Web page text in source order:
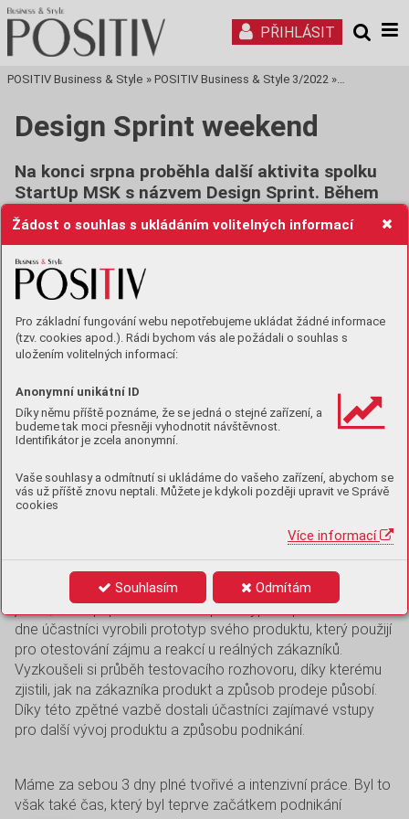
Žádost o souhlas s ukládáním volitelných informací
Pro základní fungování webu nepotřebujeme ukládat žádné informace
(tzv. cookies apod.). Rádi bychom vás ale požádali o souhlas s
uložením volitelných informací:
Anonymní unikátní ID
Díky němu příště poznáme, že se jedná o stejné zařízení, a
budeme tak moci přesněji vyhodnotit návštěvnost.
Identifikátor je zcela anonymní.
Vaše souhlasy a odmítnutí si ukládáme do vašeho zařízení, abychom se
vás už příště znovu neptali. Můžete je kdykoli později upravit ve Správě
cookies
Více informací
Souhlasím Odmítám
PŘIHLÁSIT
POSITIV Business & Style » POSITIV Business & Style 3/2022 » Tisková
Design Sprint weekend
Na konci srpna proběhla další aktivita spolku
StartUp MSK s názvem Design Sprint. Během
třídenního workshopu definovaly týmy
účastníků svůj inovativní podnikatelský
projekt, spolupracovaly a získávaly cenné
zpětné vazby.
Účastníci si přinesli 5 zajímavých projektů z různých oblastí
podnikání. Řešili projekt aquaponie, účetnictví pro
a aplikace pro sportovce a pořadatele akcí.
V prvním dni účastníci konkretizovali cíle podnikání, tvořili
odpovědět. Byl to den, který byl pro účastníky jeden
z nejtěžších. Celé odpoledne vysvětlovali a obhajovali svůj
záměr před lidmi s podnikatelskými zkušenostmi, kteří jim
kladli kritické otázky, podrobili jejich záměry zkoumání ze
všech možných úhlů pohledů. V druhém dni účastníci navrhli
možná řešení svých produktů a služeb, ze kterých vybrali
jedno, které připravili ve formě prototypu. V průběhu třetího
dne účastníci vyrobili prototyp svého produktu, který použijí
pro otestování zájmu a reakcí u reálných zákazníků.
Vyzkoušeli si průběh testovacího rozhovoru, díky kterému
zjistili, jak na zákazníka produkt a způsob prodeje působí.
Díky této zpětné vazbě dostali účastníci zajímavé vstupy
pro další vývoj produktu a způsobu podnikání.
Máme za sebou 3 dny plné tvořivé a intenzivní práce. Byl to
však také čas, který byl teprve začátkem podnikání